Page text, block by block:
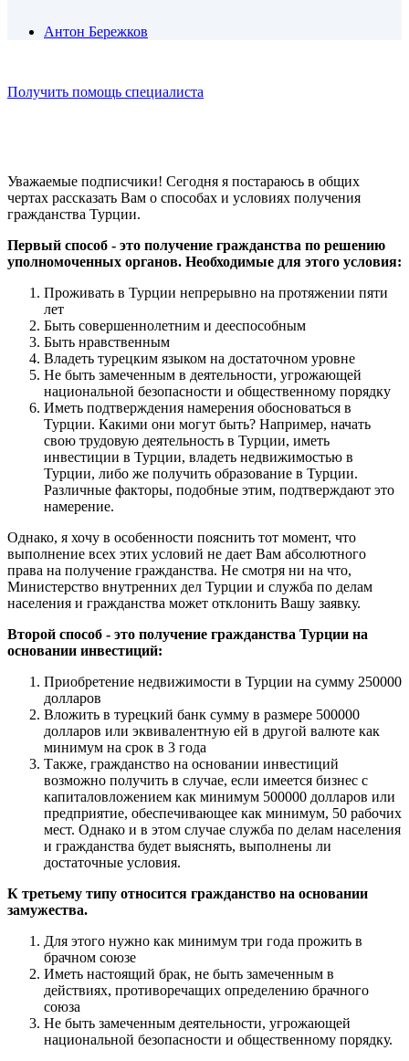
Антон Бережков
Получить помощь специалиста
Уважаемые подписчики! Сегодня я постараюсь в общих
чертах рассказать Вам о способах и условиях получения
гражданства Турции.
Первый способ - это получение гражданства по решению
уполномоченных органов. Необходимые для этого условия:
Проживать в Турции непрерывно на протяжении пяти
лет
Быть совершеннолетним и дееспособным
Быть нравственным
Владеть турецким языком на достаточном уровне
Не быть замеченным в деятельности, угрожающей
национальной безопасности и общественному порядку
Иметь подтверждения намерения обосноваться в
Турции. Какими они могут быть? Например, начать
свою трудовую деятельность в Турции, иметь
инвестиции в Турции, владеть недвижимостью в
Турции, либо же получить образование в Турции.
Различные факторы, подобные этим, подтверждают это
намерение.
Однако, я хочу в особенности пояснить тот момент, что
выполнение всех этих условий не дает Вам абсолютного
права на получение гражданства. Не смотря ни на что,
Министерство внутренних дел Турции и служба по делам
населения и гражданства может отклонить Вашу заявку.
Второй способ - это получение гражданства Турции на
основании инвестиций:
Приобретение недвижимости в Турции на сумму 250000
долларов
Вложить в турецкий банк сумму в размере 500000
долларов или эквивалентную ей в другой валюте как
минимум на срок в 3 года
Также, гражданство на основании инвестиций
возможно получить в случае, если имеется бизнес с
капиталовложением как минимум 500000 долларов или
предприятие, обеспечивающее как минимум, 50 рабочих
мест. Однако и в этом случае служба по делам населения
и гражданства будет выяснять, выполнены ли
достаточные условия.
К третьему типу относится гражданство на основании
замужества.
Для этого нужно как минимум три года прожить в
брачном союзе
Иметь настоящий брак, не быть замеченным в
действиях, противоречащих определению брачного
союза
Не быть замеченным деятельности, угрожающей
национальной безопасности и общественному порядку.